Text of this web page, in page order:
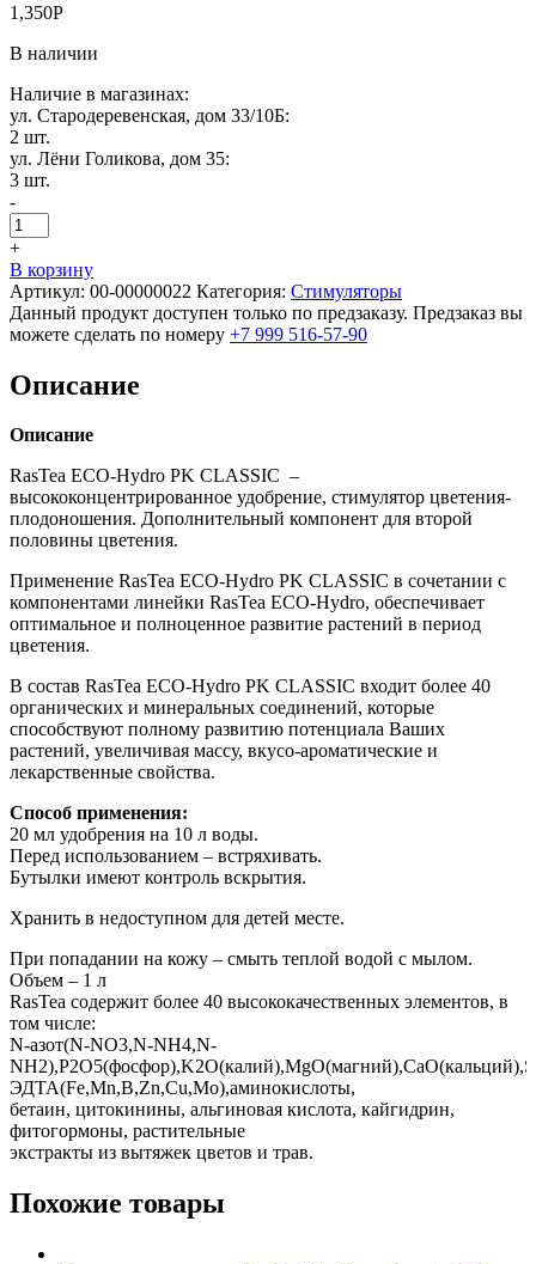
1,350Р
В наличии
Наличие в магазинах:
ул. Стародеревенская, дом 33/10Б:
2 шт.
ул. Лёни Голикова, дом 35:
3 шт.
-
+
В корзину
Артикул: 00-00000022 Категория: Стимуляторы
Данный продукт доступен только по предзаказу. Предзаказ вы
можете сделать по номеру +7 999 516-57-90
Описание
Описание
RasTea ECO-Hydro PK CLASSIC –
высококонцентрированное удобрение, стимулятор цветения-
плодоношения. Дополнительный компонент для второй
половины цветения.
Применение RasTea ECO-Hydro PK CLASSIC в сочетании с
компонентами линейки RasTea ECO-Hydro, обеспечивает
оптимальное и полноценное развитие растений в период
цветения.
В состав RasTea ECO-Hydro PK CLASSIC входит более 40
органических и минеральных соединений, которые
способствуют полному развитию потенциала Ваших
растений, увеличивая массу, вкусо-ароматические и
лекарственные свойства.
Способ применения:
20 мл удобрения на 10 л воды.
Перед использованием – встряхивать.
Бутылки имеют контроль вскрытия.
Хранить в недоступном для детей месте.
При попадании на кожу – смыть теплой водой с мылом.
Объем – 1 л
RasTea содержит более 40 высококачественных элементов, в
том числе:
N-азот(N-NO3,N-NH4,N-
ЭДТА(Fe,Mn,B,Zn,Cu,Mo),аминокислоты,
бетаин, цитокинины, альгиновая кислота, кайгидрин,
фитогормоны, растительные
экстракты из вытяжек цветов и трав.
Похожие товары